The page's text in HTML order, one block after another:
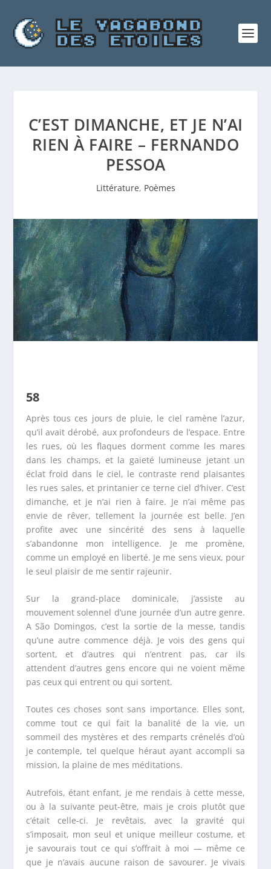
C’EST DIMANCHE, ET JE N’AI
RIEN À FAIRE – FERNANDO
PESSOA
Littérature, Poèmes
58
Après tous ces jours de pluie, le ciel ramène l’azur,
qu’il avait dérobé, aux profondeurs de l’espace. Entre
les rues, où les flaques dorment comme les mares
dans les champs, et la gaieté lumineuse jetant un
éclat froid dans le ciel, le contraste rend plaisantes
les rues sales, et printanier ce terne ciel d’hiver. C’est
dimanche, et je n’ai rien à faire. Je n’ai même pas
envie de rêver, tellement la journée est belle. J’en
profite avec une sincérité des sens à laquelle
s’abandonne mon intelligence. Je me promène,
comme un employé en liberté. Je me sens vieux, pour
le seul plaisir de me sentir rajeunir.
Sur la grand-place dominicale, j’assiste au
mouvement solennel d’une journée d’un autre genre.
A São Domingos, c’est la sortie de la messe, tandis
qu’une autre commence déjà. Je vois des gens qui
sortent, et d’autres qui n’entrent pas, car ils
attendent d’autres gens encore qui ne voient même
pas ceux qui entrent ou qui sortent.
Toutes ces choses sont sans importance. Elles sont,
comme tout ce qui fait la banalité de la vie, un
sommeil des mystères et des remparts crénelés d’où
je contemple, tel quelque héraut ayant accompli sa
mission, la plaine de mes méditations.
Autrefois, étant enfant, je me rendais à cette messe,
ou à la suivante peut-être, mais je crois plutôt que
c’était celle-ci. Je revêtais, avec la gravité qui
s’imposait, mon seul et unique meilleur costume, et
je savourais tout ce qui s’offrait à moi — même ce
que je n’avais aucune raison de savourer. Je vivais